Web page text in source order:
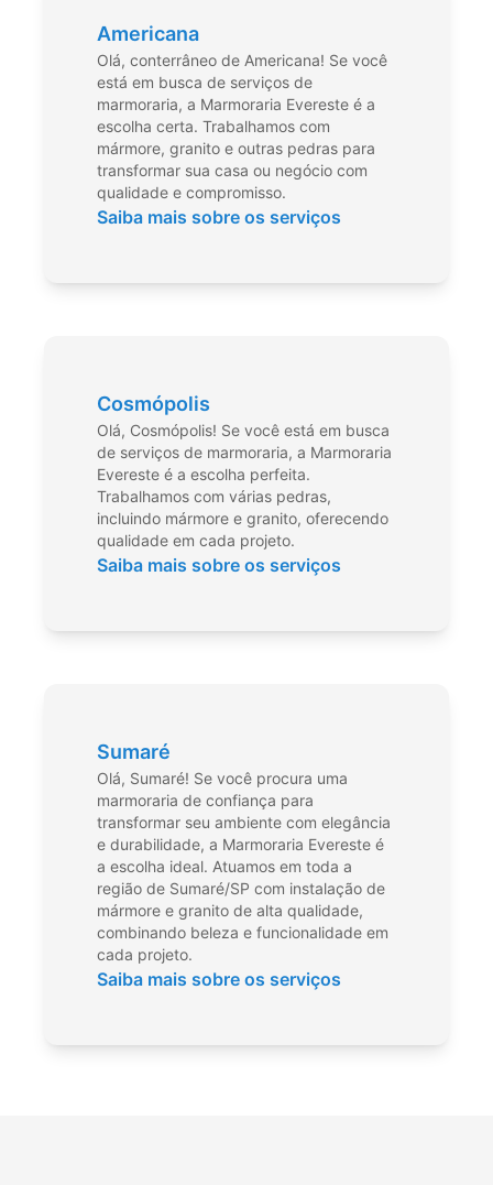
Americana
Olá, conterrâneo de Americana! Se você
está em busca de serviços de
marmoraria, a Marmoraria Evereste é a
escolha certa. Trabalhamos com
mármore, granito e outras pedras para
transformar sua casa ou negócio com
qualidade e compromisso.
Saiba mais sobre os serviços
Cosmópolis
Olá, Cosmópolis! Se você está em busca
de serviços de marmoraria, a Marmoraria
Evereste é a escolha perfeita.
Trabalhamos com várias pedras,
incluindo mármore e granito, oferecendo
qualidade em cada projeto.
Saiba mais sobre os serviços
Sumaré
Olá, Sumaré! Se você procura uma
marmoraria de confiança para
transformar seu ambiente com elegância
e durabilidade, a Marmoraria Evereste é
a escolha ideal. Atuamos em toda a
região de Sumaré/SP com instalação de
mármore e granito de alta qualidade,
combinando beleza e funcionalidade em
cada projeto.
Saiba mais sobre os serviços